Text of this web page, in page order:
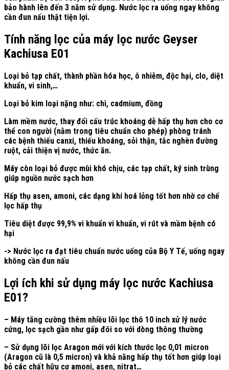
bảo hành lên đến 3 năm sử dụng. Nước lọc ra uống ngay không
cần đun nấu thật tiện lợi.
Tính năng lọc của máy lọc nước Geyser
Kachiusa E01
Loại bỏ tạp chất, thành phần hóa học, ô nhiễm, độc hại, clo, diệt
khuẩn, vi sinh,…
Loại bỏ kim loại nặng như: chì, cadmium, đồng
Làm mềm nước, thay đổi cấu trúc khoáng dễ hấp thụ hơn cho cơ
thể con người (nằm trong tiêu chuẩn cho phép) phòng tránh
các bệnh thiếu canxi, thiếu khoáng, sỏi thận, tắc nghèn đường
ruột, cải thiện vị nước, thức ăn.
Máy còn loại bỏ được mùi khó chịu, các tạp chất, ký sinh trùng
giúp nguồn nước sạch hơn
Hấp thụ asen, amoni, các dạng khí hoá lỏng tốt hơn nhờ cơ chế
lọc hấp thụ
Tiêu diệt được 99,9% vi khuẩn vi khuẩn, vi rút và mầm bệnh có
hại
-> Nước lọc ra đạt tiêu chuẩn nước uống của Bộ Y Tế, uống ngay
không cần đun nấu
Lợi ích khi sử dụng máy lọc nước Kachiusa
E01?
– Máy tăng cường thêm nhiều lõi lọc thô 10 inch xử lý nước
cứng, lọc sạch gần như gấp đôi so với dòng thông thường
– Sử dụng lõi lọc Aragon mới với kích thước lọc 0,01 micron
(Aragon cũ là 0,5 micron) và khả năng hấp thụ tốt hơn giúp loại
bỏ các chất hữu cơ amoni, asen, nitrat…